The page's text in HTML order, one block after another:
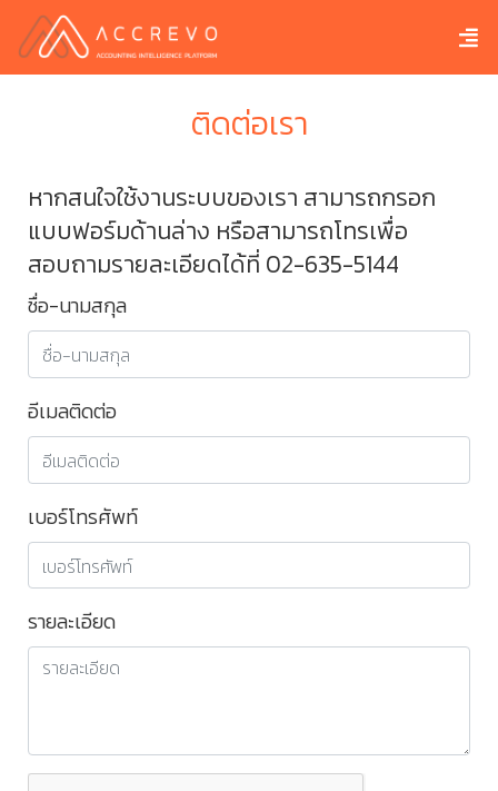
ติดต่อเรา
หากสนใจใช้งานระบบของเรา สามารถกรอก
แบบฟอร์มด้านล่าง หรือสามารถโทรเพื่อ
สอบถามรายละเอียดได้ที่ 02-635-5144
ชื่อ-นามสกุล
อีเมลติดต่อ
เบอร์โทรศัพท์
รายละเอียด